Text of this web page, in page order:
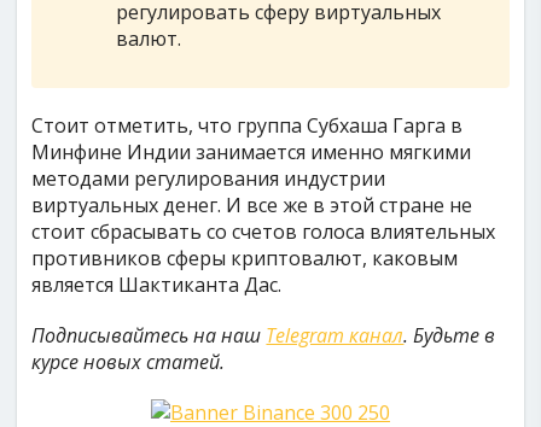
регулировать сферу виртуальных
валют.
Стоит отметить, что группа Субхаша Гарга в
Минфине Индии занимается именно мягкими
методами регулирования индустрии
виртуальных денег. И все же в этой стране не
стоит сбрасывать со счетов голоса влиятельных
противников сферы криптовалют, каковым
является Шактиканта Дас.
Подписывайтесь на наш Telegram канал. Будьте в
курсе новых статей.